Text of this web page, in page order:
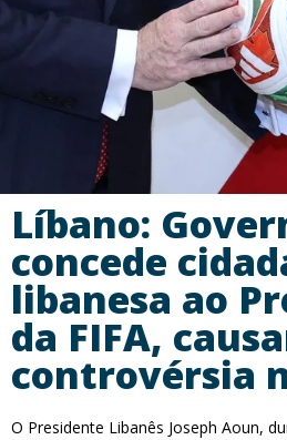
Líbano:
concede
libanesa ao
da FIFA,
controvérsia
O Presidente Libanês Joseph Aoun,